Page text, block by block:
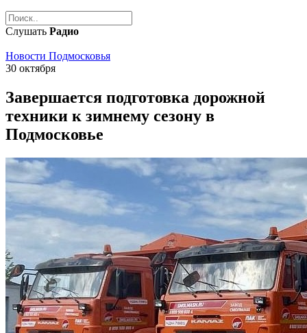
Слушать Радио
Новости Подмосковья
30 октября
Завершается подготовка дорожной
техники к зимнему сезону в
Подмосковье